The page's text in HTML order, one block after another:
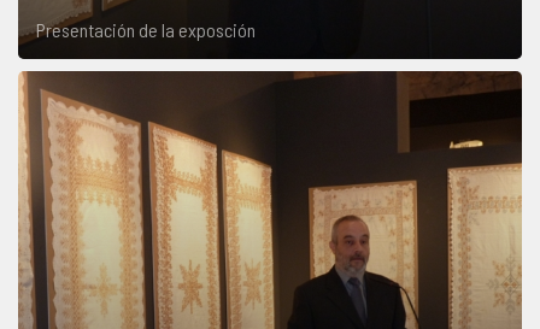
Presentación de la exposción